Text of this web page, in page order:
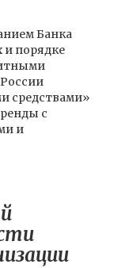
Банка
и порядке
средствами»
с
и